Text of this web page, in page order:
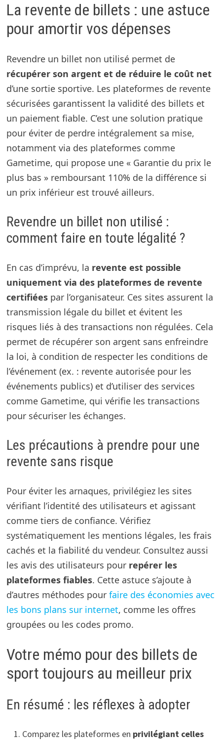
La revente de billets : une astuce
pour amortir vos dépenses
Revendre un billet non utilisé permet de
récupérer son argent et de réduire le coût net
d’une sortie sportive. Les plateformes de revente
sécurisées garantissent la validité des billets et
un paiement fiable. C’est une solution pratique
pour éviter de perdre intégralement sa mise,
notamment via des plateformes comme
Gametime, qui propose une « Garantie du prix le
plus bas » remboursant 110% de la différence si
un prix inférieur est trouvé ailleurs.
Revendre un billet non utilisé :
comment faire en toute légalité ?
En cas d’imprévu, la revente est possible
uniquement via des plateformes de revente
certifiéespar l’organisateur. Ces sites assurent la
transmission légale du billet et évitent les
risques liés à des transactions non régulées. Cela
permet de récupérer son argent sans enfreindre
la loi, à condition de respecter les conditions de
l’événement (ex. : revente autorisée pour les
événements publics) et d’utiliser des services
comme Gametime, qui vérifie les transactions
pour sécuriser les échanges.
Les précautions à prendre pour une
revente sans risque
Pour éviter les arnaques, privilégiez les sites
vérifiant l’identité des utilisateurs et agissant
comme tiers de confiance. Vérifiez
systématiquement les mentions légales, les frais
cachés et la fiabilité du vendeur. Consultez aussi
les avis des utilisateurs pour repérer les
plateformes fiables. Cette astuce s’ajoute à
d’autres méthodes pour faire des économies avec
les bons plans sur internet, comme les offres
groupées ou les codes promo.
Votre mémo pour des billets de
sport toujours au meilleur prix
En résumé : les réflexes à adopter
Comparez les plateformes en privilégiant celles